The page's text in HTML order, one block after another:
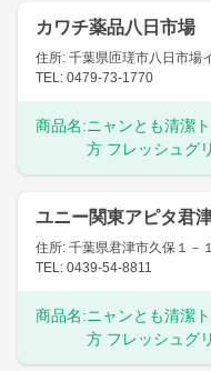
カワチ薬品八日市場
住所: 千葉県匝瑳市八日市場
TEL: 0479-73-1770
商品名:ニャンとも清潔
方 フレッシュグ
ユニー関東アピタ君
住所: 千葉県君津市久保１－
TEL: 0439-54-8811
商品名:ニャンとも清潔
方 フレッシュグ